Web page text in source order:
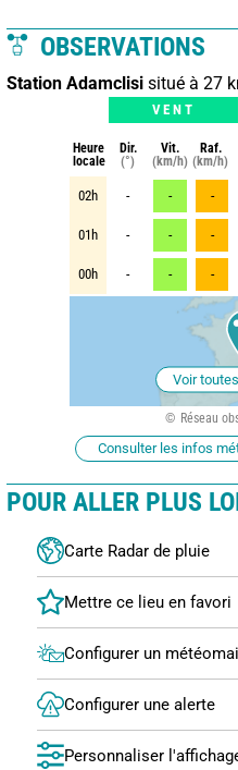
OBSERVATIONS
Station Adamclisi situé à 27
VENT
Heure
locale
Dir.
(°)
Vit.
(km/h)
Raf.
(km/h)
02h - - -
01h - - -
00h - - -
Voir
Réseau
Consulter les infos
POUR ALLER PLUS
Carte Radar de pluie
Configurer un météomail
Configurer une alerte
Personnaliser